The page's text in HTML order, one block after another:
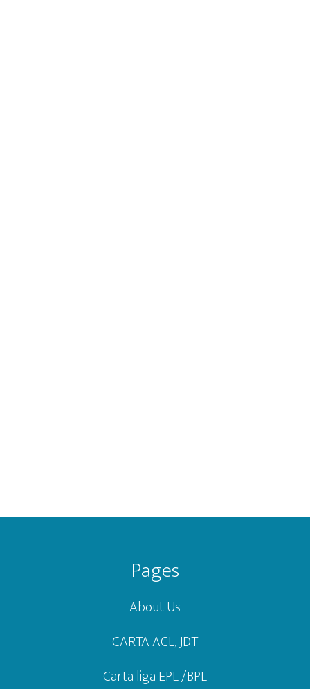
Footer
Pages
About Us
CARTA ACL, JDT
Carta liga EPL /BPL